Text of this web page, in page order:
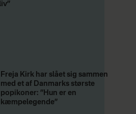
liv”
Freja Kirk har slået sig sammen
med et af Danmarks største
popikoner: ”Hun er en
kæmpelegende”